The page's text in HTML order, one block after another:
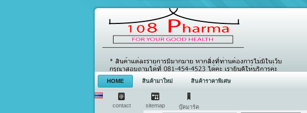
HOME สินค้ามาใหม่ สินค้าราคาพิเศษ
contact sitemap บุ๊คมาร์ค